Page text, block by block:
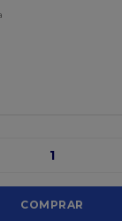
1
COMPRAR